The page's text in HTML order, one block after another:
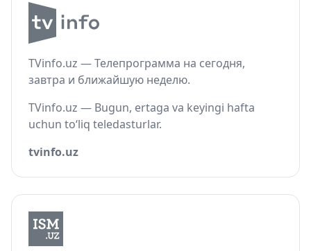
TVinfo.uz — Телепрограмма на сегодня,
завтра и ближайшую неделю.
TVinfo.uz — Bugun, ertaga va keyingi hafta
uchun to‘liq teledasturlar.
tvinfo.uz